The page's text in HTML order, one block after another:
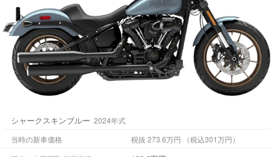
シャークスキンブルー 2024年式
当時の新車価格
税抜 273.6万円 （税込301万円）